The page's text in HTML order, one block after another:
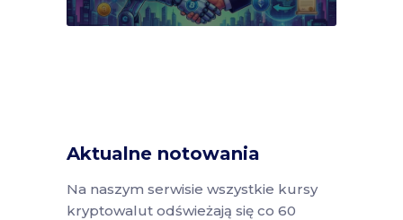
Aktualne notowania
Na naszym serwisie wszystkie kursy
kryptowalut odświeżają się co 60